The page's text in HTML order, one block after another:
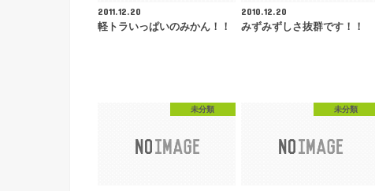
2011.12.20
軽トラいっぱいのみかん！！
2010.12.20
みずみずしさ抜群です！！
未分類 未分類